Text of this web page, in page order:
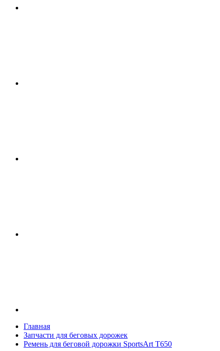
Главная
Запчасти для беговых дорожек
Ремень для беговой дорожки SportsArt T650